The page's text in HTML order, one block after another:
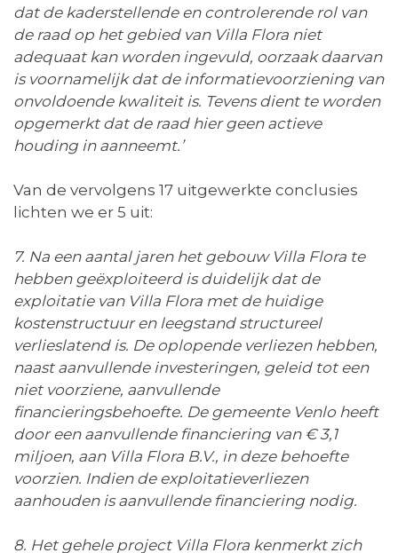
dat de kaderstellende en controlerende rol van
de raad op het gebied van Villa Flora niet
adequaat kan worden ingevuld, oorzaak daarvan
is voornamelijk dat de informatievoorziening van
onvoldoende kwaliteit is. Tevens dient te worden
opgemerkt dat de raad hier geen actieve
houding in aanneemt.’
Van de vervolgens 17 uitgewerkte conclusies
lichten we er 5 uit:
7. Na een aantal jaren het gebouw Villa Flora te
hebben geëxploiteerd is duidelijk dat de
exploitatie van Villa Flora met de huidige
kostenstructuur en leegstand structureel
verlieslatend is. De oplopende verliezen hebben,
naast aanvullende investeringen, geleid tot een
niet voorziene, aanvullende
financieringsbehoefte. De gemeente Venlo heeft
door een aanvullende financiering van € 3,1
miljoen, aan Villa Flora B.V., in deze behoefte
voorzien. Indien de exploitatieverliezen
aanhouden is aanvullende financiering nodig.
8. Het gehele project Villa Flora kenmerkt zich